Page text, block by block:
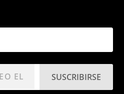
SUSCRIBIRSE